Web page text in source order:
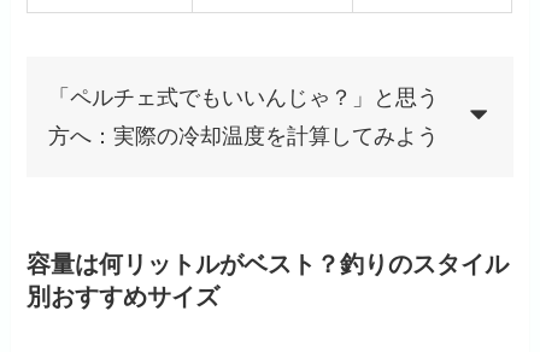
「ペルチェ式でもいいんじゃ？」と思う
方へ：実際の冷却温度を計算してみよう
容量は何リットルがベスト？釣りのスタイル
別おすすめサイズ